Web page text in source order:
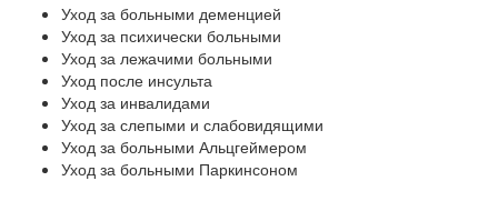
Уход за больными деменцией
Уход за психически больными
Уход за лежачими больными
Уход после инсульта
Уход за инвалидами
Уход за слепыми и слабовидящими
Уход за больными Альцгеймером
Уход за больными Паркинсоном